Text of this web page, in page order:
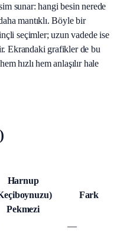
sunar: hangi besin nerede
mantıklı. Böyle bir
seçimler; uzun vadede ise
Ekrandaki grafikler de bu
hızlı hem anlaşılır hale
Harnup
Pekmezi
Fark
—